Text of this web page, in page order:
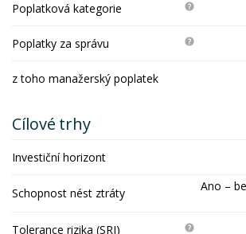
Poplatková kategorie
Poplatky za správu
z toho manažerský poplatek
Cílové trhy
Investiční horizont
Schopnost nést ztráty
Ano –
Tolerance rizika (SRI)